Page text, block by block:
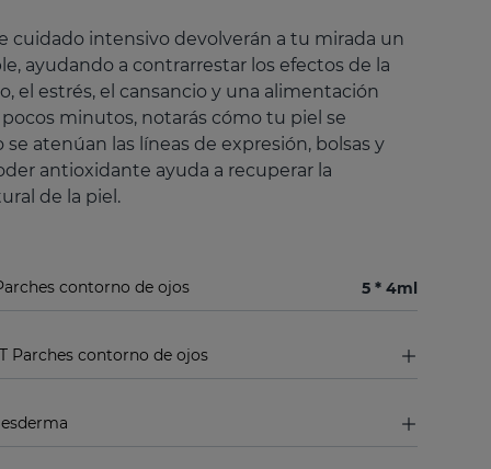
cuidado intensivo devolverán a tu mirada un
ayudando a contrarrestar los efectos de la
el estrés, el cansancio y una alimentación
minutos, notarás cómo tu piel se
atenúan las líneas de expresión, bolsas y
antioxidante ayuda a recuperar la
de la piel.
contorno de ojos 5 * 4ml
Parches contorno de ojos